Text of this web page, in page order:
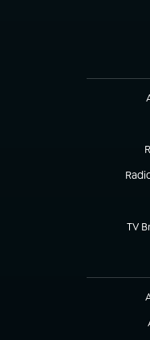
TV